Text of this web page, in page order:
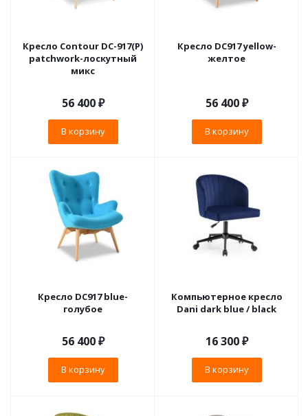
Кресло Contour DС-917(P)
patchwork-лоскутный
микс
56 400₽
В корзину
Кресло DC917 yellow-
желтое
56 400₽
В корзину
Кресло DC917 blue-
голубое
56 400₽
В корзину
Компьютерное кресло
Dani dark blue / black
16 300₽
В корзину